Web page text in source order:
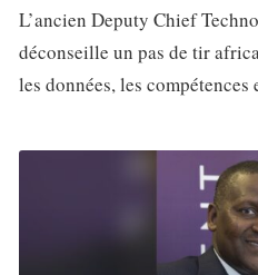
L’ancien Deputy Chief
déconseille un pas de tir
les données, les